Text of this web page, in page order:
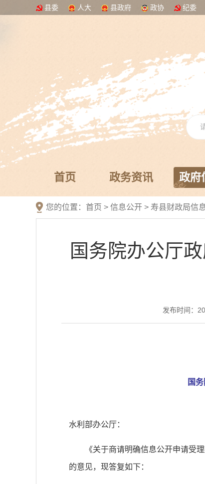
县委 人大 县政府 政协 纪委
首页 政务资讯 政府
您的位置： 首页 > 信息公开 > 寿县财政局信
国务院办公厅
发布时间：
国
水利部办公厅：
《关于商请明确信息公开申请受
的意见，现答复如下：